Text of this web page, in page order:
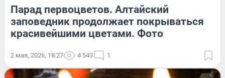
Парад первоцветов. Алтайский
заповедник продолжает покрываться
красивейшими цветами. Фото
2 мая, 2026, 18:27 4 543 1